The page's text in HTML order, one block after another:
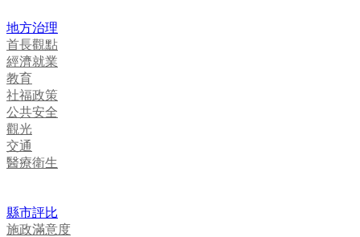
地方治理
首長觀點
經濟就業
教育
社福政策
公共安全
觀光
交通
醫療衛生
縣市評比
施政滿意度